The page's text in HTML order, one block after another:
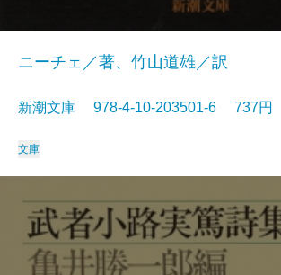
ニーチェ／著、竹山道雄／訳
新潮文庫 978-4-10-203501-6 737円
文庫